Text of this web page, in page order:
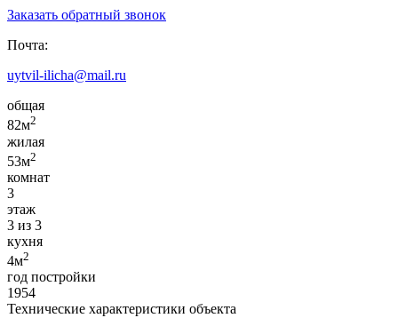
Заказать обратный звонок
Почта:
uytvil-ilicha@mail.ru
общая
82м2
жилая
53м2
комнат
3
этаж
3 из 3
кухня
4м2
год постройки
1954
Технические характеристики объекта